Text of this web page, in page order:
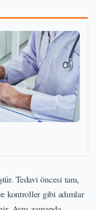
Tedavi öncesi tanı,
kontroller gibi adımlar